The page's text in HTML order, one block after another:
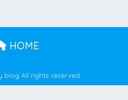
HOME
blog All rights reserved.